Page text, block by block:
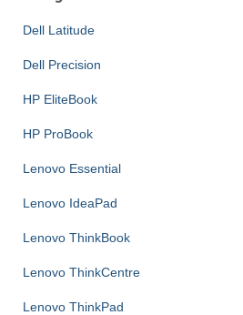
Dell Latitude
Dell Precision
HP EliteBook
HP ProBook
Lenovo Essential
Lenovo IdeaPad
Lenovo ThinkBook
Lenovo ThinkCentre
Lenovo ThinkPad